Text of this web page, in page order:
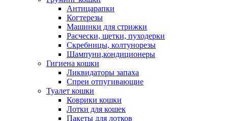
Антицарапки
Когтерезы
Машинки для стрижки
Расчески, щетки, пуходерки
Скребницы, колтунорезы
Шампуни,кондиционеры
Гигиена кошки
Ликвидаторы запаха
Спреи отпугивающие
Туалет кошки
Коврики кошки
Лотки для кошек
Пакеты для лотков